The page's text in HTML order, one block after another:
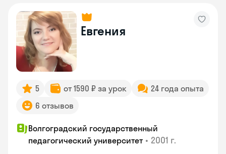
Евгения
5 от 1590 ₽ за урок
24 года опыта
6 отзывов
Волгоградский государственный
педагогический университет • 2001 г.